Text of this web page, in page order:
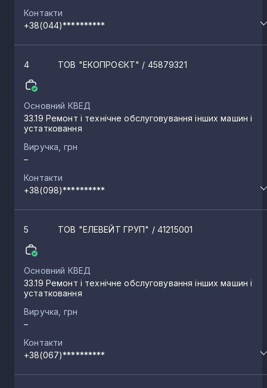
Контакти
+38(044)**********
4 ТОВ "ЕКОПРОЄКТ" / 45879321
Основний КВЕД
33.19 Ремонт і технічне обслуговування інших машин і
устатковання
Виручка, грн
–
Контакти
+38(098)**********
5 ТОВ "ЕЛЕВЕЙТ ГРУП" / 41215001
Основний КВЕД
33.19 Ремонт і технічне обслуговування інших машин і
устатковання
Виручка, грн
–
Контакти
+38(067)**********